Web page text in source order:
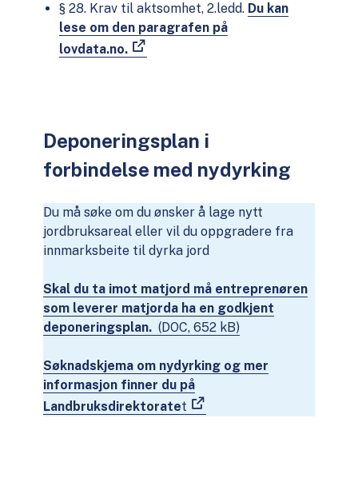
§ 28. Krav til aktsomhet, 2.ledd. Du kan
lese om den paragrafen på
lovdata.no.
Deponeringsplan i
forbindelse med nydyrking
Du må søke om du ønsker å lage nytt
jordbruksareal eller vil du oppgradere fra
innmarksbeite til dyrka jord
Skal du ta imot matjord må entreprenøren
som leverer matjorda ha en godkjent
deponeringsplan. (DOC, 652 kB)
Søknadskjema om nydyrking og mer
informasjon finner du på
Landbruksdirektoratet